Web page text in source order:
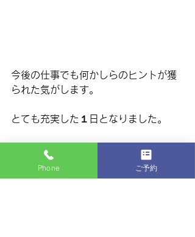
今後の仕事でも何かしらのヒントが獲
られた気がします。
とても充実した１日となりました。
有難うございました🙌
ヘアスタイルのご紹介
Phone ご予約